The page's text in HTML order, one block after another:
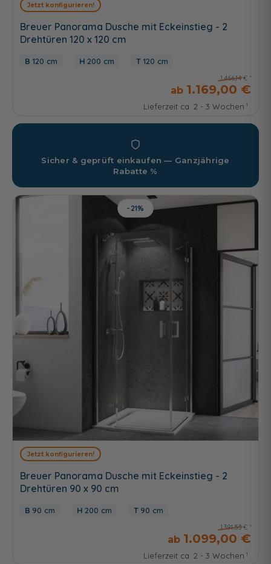
Jetzt konfigurieren!
Breuer Panorama Dusche mit Eckeinstieg - 2
Drehtüren 120 x 120 cm
120 cm 200 cm 120 cm
1.466,14 €
1.169,00 €
Lieferzeit ca. 2 - 3 Wochen
Sicher & geprüft einkaufen — Ganzjährige
Rabatte %
Jetzt konfigurieren!
-21%
Breuer Panorama Dusche mit Eckeinstieg - 2
Drehtüren 90 x 90 cm
90 cm 200 cm 90 cm
1.391,53 €
1.099,00 €
Lieferzeit ca. 2 - 3 Wochen